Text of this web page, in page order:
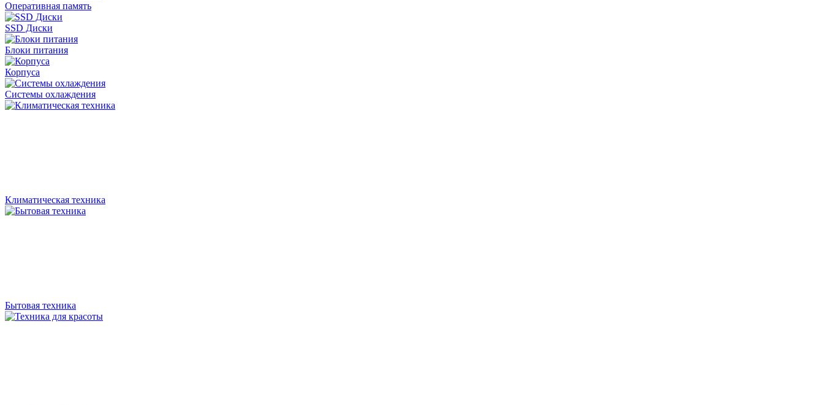
Оперативная память
SSD Диски
Блоки питания
Корпуса
Системы охлаждения
Климатическая техника
Бытовая техника